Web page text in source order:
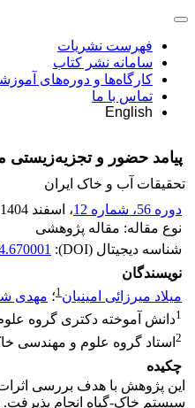
فهرست نشریات
سامانه نشر کتاب
کارگاه‌ها و دوره‌های
تماس با ما
English
پیامد حضور و تجزیه‌زیستی
تحقیقات آب و خاک ایران
دوره 56، شماره 12
، اسفند 1404
نوع مقاله: مقاله پژوهشی
شناسه دیجیتال (DOI):
نویسندگان
میلاد میرزائی امینیان1؛ مهدی
1دانش آموخته دکتری گروه
2 استاد گروه علوم و مهندسی
چکیده
این پژوهش با هدف بررسی